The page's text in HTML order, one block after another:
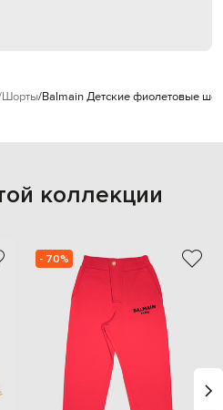
Шорты Balmain Детские фиолетовые
коллекции
- 70%